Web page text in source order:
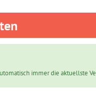
immer die aktuellste